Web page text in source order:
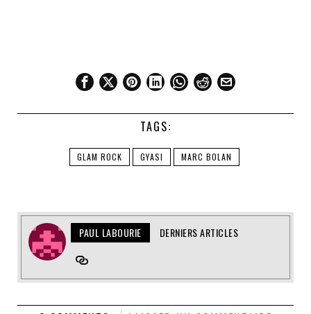
TAGS:
GLAM ROCK GYASI MARC BOLAN
PAUL LABOURIE DERNIERS ARTICLES